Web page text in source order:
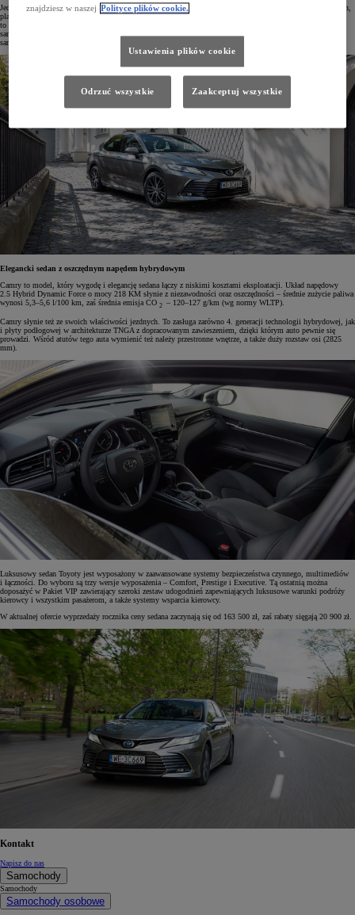
Jednym ze zwycięzców tego badania została Toyota Camry. Sedan ten uzyskał 93 punktów na 100 możliwych,
plasując się tym samym w elitarnej grupie zaledwie kilku modeli z wynikiem powyżej 90 pkt. Wyróżnienie
to stanowi kolejny dowód na to, że hybrydowy sedan Toyoty należy do czołówki najmniej emisyjnych
samochodów na rynku. Wcześniej model ten został umieszczony w czołówce zestawienia Top10 najlepszych
samochodów z rocznika 2024 na amerykańskim rynku.
Elegancki sedan z oszczędnym napędem hybrydowym
Camry to model, który wygodę i elegancję sedana łączy z niskimi kosztami eksploatacji. Układ napędowy
2.5 Hybrid Dynamic Force o mocy 218 KM słynie z niezawodności oraz oszczędności – średnie zużycie paliwa
wynosi 5,3–5,6 l/100 km, zaś średnia emisja CO 2 – 120–127 g/km (wg normy WLTP).
Camry słynie też ze swoich właściwości jezdnych. To zasługa zarówno 4. generacji technologii hybrydowej, jak
i płyty podłogowej w architekturze TNGA z dopracowanym zawieszeniem, dzięki którym auto pewnie się
prowadzi. Wśród atutów tego auta wymienić też należy przestronne wnętrze, a także duży rozstaw osi (2825
mm).
Luksusowy sedan Toyoty jest wyposażony w zaawansowane systemy bezpieczeństwa czynnego, multimediów
i łączności. Do wyboru są trzy wersje wyposażenia – Comfort, Prestige i Executive. Tą ostatnią można
doposażyć w Pakiet VIP zawierający szeroki zestaw udogodnień zapewniających luksusowe warunki podróży
kierowcy i wszystkim pasażerom, a także systemy wsparcia kierowcy.
W aktualnej ofercie wyprzedaży rocznika ceny sedana zaczynają się od 163 500 zł, zaś rabaty sięgają 20 900 zł.
Kontakt
Napisz do nas
Samochody
Samochody
Samochody osobowe
znajdziesz w naszej Polityce plików cookie.
Ustawienia plików cookie
Odrzuć wszystkie Zaakceptuj wszystkie